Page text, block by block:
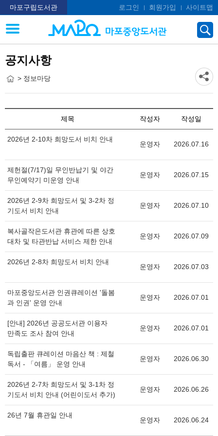
마포구립도서관 로그인 회원가입 사이트맵
공지사항
> 정보마당
제목 작성자 작성일
2026년 2-10차 희망도서 비치 안내
운영자 2026.07.16
제헌절(7/17)일 무인반납기 및 야간
무인예약기 미운영 안내
운영자 2026.07.15
2026년 2-9차 희망도서 및 3-2차 정
기도서 비치 안내
운영자 2026.07.10
복사골작은도서관 휴관에 따른 상호
대차 및 타관반납 서비스 제한 안내
운영자 2026.07.09
2026년 2-8차 희망도서 비치 안내
운영자 2026.07.03
마포중앙도서관 인권큐레이션 '돌봄
과 인권' 운영 안내
운영자 2026.07.01
[안내] 2026년 공공도서관 이용자
만족도 조사 참여 안내
운영자 2026.07.01
독립출판 큐레이션 마음산 책 : 제철
독서 - 「여름」 운영 안내
운영자 2026.06.30
2026년 2-7차 희망도서 및 3-1차 정
기도서 비치 안내 (어린이도서 추가)
운영자 2026.06.26
26년 7월 휴관일 안내
운영자 2026.06.24